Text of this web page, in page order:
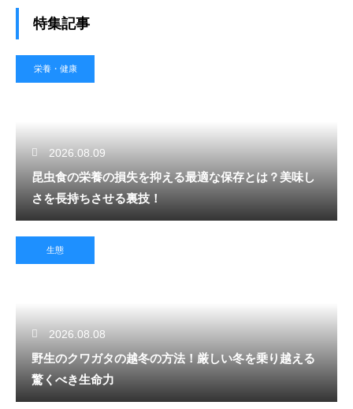
特集記事
栄養・健康
2026.08.09
昆虫食の栄養の損失を抑える最適な保存とは？美味し
さを長持ちさせる裏技！
生態
2026.08.08
野生のクワガタの越冬の方法！厳しい冬を乗り越える
驚くべき生命力